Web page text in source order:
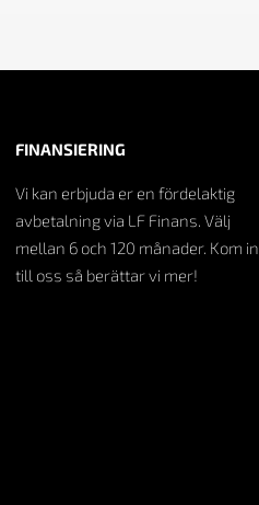
FINANSIERING
Vi kan erbjuda er en fördelaktig
avbetalning via LF Finans. Välj
mellan 6 och 120 månader. Kom in
till oss så berättar vi mer!